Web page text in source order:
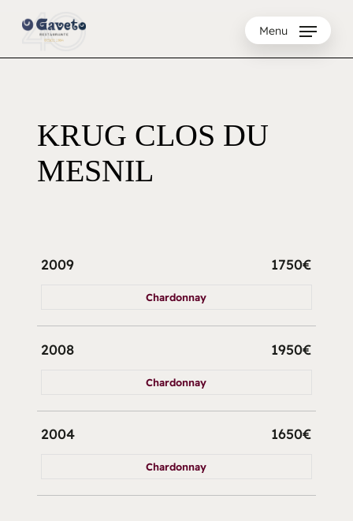
Menu
KRUG CLOS DU
MESNIL
2009 1750€
Chardonnay
2008 1950€
Chardonnay
2004 1650€
Chardonnay